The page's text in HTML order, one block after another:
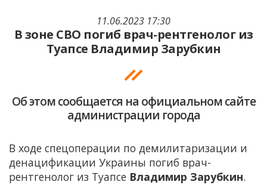
11.06.2023 17:30
В зоне СВО погиб врач-рентгенолог из
Туапсе Владимир Зарубкин
Об этом сообщается на официальном сайте
администрации города
В ходе спецоперации по демилитаризации и
денацификации Украины погиб врач-
рентгенолог из Туапсе Владимир Зарубкин.